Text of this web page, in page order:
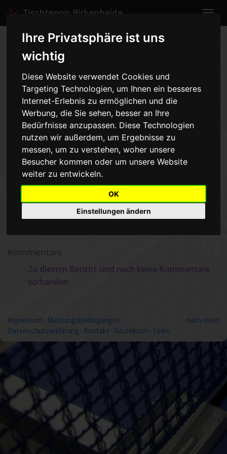
Ihre Privatsphäre ist uns
wichtig
Diese Website verwendet Cookies und
Targeting Technologien, um Ihnen ein besseres
Internet-Erlebnis zu ermöglichen und die
Werbung, die Sie sehen, besser an Ihre
Bedürfnisse anzupassen. Diese Technologien
nutzen wir außerdem, um Ergebnisse zu
messen, um zu verstehen, woher unsere
Besucher kommen oder um unsere Website
weiter zu entwickeln.
OK
Einstellungen ändern
Tischtennis Birkenheide
Home Spiele 2010/2011
Schüler I
Spielbericht anzeigen
Schüler I - TTV
Bobenheim - 1:6vom
02.10.2010 14:00 Uhr
Das Ergebnis ist etwas zu hoch, aber der Sieg gehtgrundsätzlich in
Kommentare
Zu diesem Bericht sind noch keine Kommentare
vorhanden.
nach oben
Impressum · Nutzungsbedingungen ·
Datenschutzerklärung · Kontakt · Gästebuch · Links